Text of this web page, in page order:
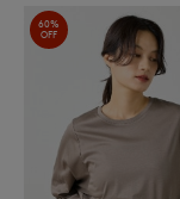
60%
OFF